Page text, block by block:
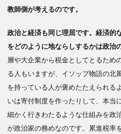
教師側が考えるのです。
政治と経済も同じ理屈です。経済的
をどのように地ならしするかは政治
層や大企業から税金としてとるため
る人もいますが、イソップ物語の北
を持っている人が褒めたたえられる
いは寄付制度を作ったりして、本当
細かく行きわたるような仕組みを政
が政治家の務めなのです。累進税率